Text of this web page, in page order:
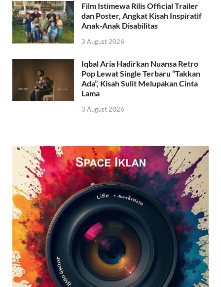
Film Istimewa Rilis Official Trailer
dan Poster, Angkat Kisah Inspiratif
Anak-Anak Disabilitas
3 August 2026
Iqbal Aria Hadirkan Nuansa Retro
Pop Lewat Single Terbaru “Takkan
Ada”, Kisah Sulit Melupakan Cinta
Lama
3 August 2026